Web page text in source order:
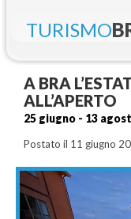
TURISMO
A BRA
ALL’APERTO
25 giugno - 13
Postato il 11 giugno